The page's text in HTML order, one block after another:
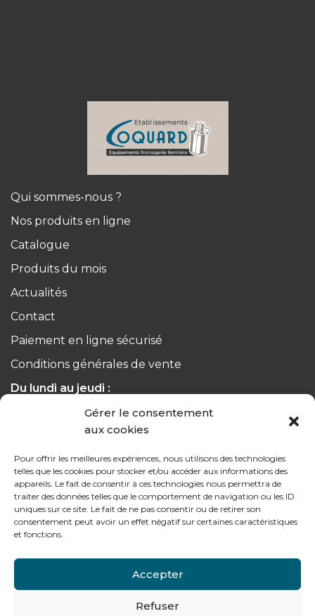
Gérer le consentement
aux cookies
Pour offrir les meilleures expériences, nous utilisons des technologies
telles que les cookies pour stocker et/ou accéder aux informations des
appareils. Le fait de consentir à ces technologies nous permettra de
traiter des données telles que le comportement de navigation ou les ID
uniques sur ce site. Le fait de ne pas consentir ou de retirer son
consentement peut avoir un effet négatif sur certaines caractéristiques
et fonctions.
Accepter
Refuser
Qui sommes-nous ?
Nos produits en ligne
Catalogue
Produits du mois
Actualités
Contact
Paiement en ligne sécurisé
Conditions générales de vente
Du lundi au jeudi :
de 8h à 12h30 et de 13h30 à 16h
Tél : + 33 (0)4 74 62 81 44